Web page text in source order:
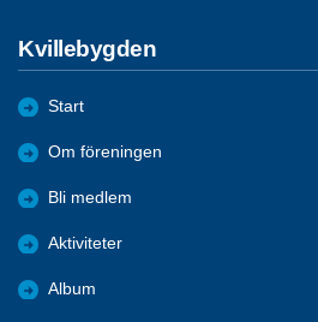
Kvillebygden
Start
Om föreningen
Bli medlem
Aktiviteter
Album